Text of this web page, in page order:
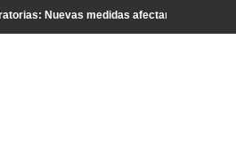
Nuevas medidas afectan a turistas y